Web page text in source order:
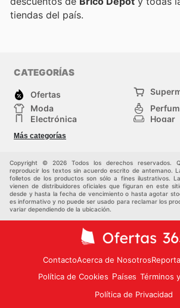
tiendas del país.
CATEGORÍAS
Ofertas
Moda
Electrónica
Hogar
Deporte
Juguetes y bebés
Más categorías
Copyright © 2026 Todos los derechos reservados.
reproducir los textos sin acuerdo escrito de antemano.
folletos de los productos son sólo a fines ilustrativos.
vienen de distribuidores oficiales que figuran en este
desde y hasta la fecha de vencimiento o hasta agotar
es informativo y no puede ser usado para reclamar los
variar dependiendo de la ubicación.
ContactoAcerca de Nosotros
Política de Cookies Países Términos
Política de Privacidad